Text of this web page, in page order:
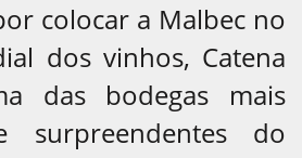
colocar a Malbec no
dos vinhos, Catena
das bodegas mais
surpreendentes do